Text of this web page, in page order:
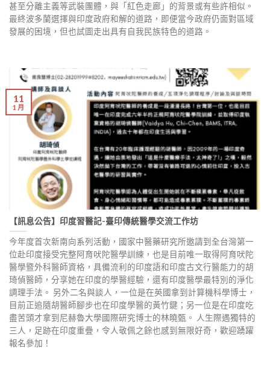
甚至分離主義等武裝團體，與「紅色走廊」的背景或有些許相似。
最終波多蘭選擇與印度政府和解的道路，即便當今政府仍面對區域
發展的困境，但也試圖走出具有自我民族特色的道路。
【訊息公告】印度習醫記-臺印傳統醫學交流工作坊
今年度首次新南向系列活動，國家中醫藥研究所邀請到全台灣第一
位赴印度接受完整阿育吠陀醫學訓練，也是目前唯一取得阿育吠陀
醫學暨外科醫師資格，具備流利的印度語和印度古文行醫能力的胡
琦偵醫師，分享她在印度的學醫經驗，還有印度醫學最特別的淨化
調理手法。 另外二名與談人，一位是在英國拿到計算機科學博士，
目前正追隨胡醫師腳步也在印度學醫的黃竹鍵；另一位是在印度吃
盡苦頭才拿到尼赫魯大學國際研究博士的林曉甄。 人生際遇獨特的
三人，足跡在印度重疊，令人敬佩之餘也感到無限好奇，歡迎踴躍
報名參加！
11
1 月